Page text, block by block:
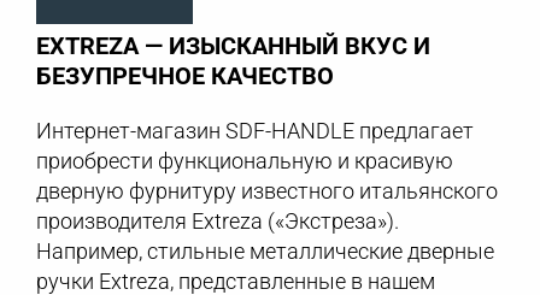
EXTREZA — ИЗЫСКАННЫЙ ВКУС И
БЕЗУПРЕЧНОЕ КАЧЕСТВО
Интернет-магазин SDF-HANDLE предлагает
приобрести функциональную и красивую
дверную фурнитуру известного итальянского
производителя Extreza («Экстреза»).
Например, стильные металлические дверные
ручки Extreza, представленные в нашем